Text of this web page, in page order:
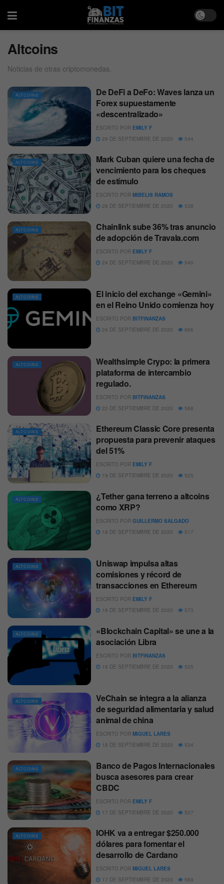
Altcoins
Noticias de otras criptomonedas.
ALTCOINS
De DeFi a DeFo: Waves lanza un
Forex supuestamente
«descentralizado»
ESCRITO POR EMILY F
29 DE SEPTIEMBRE DE 2020
544
ALTCOINS
Mark Cuban quiere una fecha de
vencimiento para los cheques
de estímulo
ESCRITO POR MIBELIS RAMOS
28 DE SEPTIEMBRE DE 2020
538
ALTCOINS
Chainlink sube 36% tras anuncio
de adopción de Travala.com
ESCRITO POR EMILY F
24 DE SEPTIEMBRE DE 2020
540
ALTCOINS
El inicio del exchange «Gemini»
en el Reino Unido comienza hoy
ESCRITO POR BITFINANZAS
24 DE SEPTIEMBRE DE 2020
666
ALTCOINS
Wealthsimple Crypo: la primera
plataforma de intercambio
regulado.
ESCRITO POR BITFINANZAS
22 DE SEPTIEMBRE DE 2020
568
ALTCOINS
Ethereum Classic Core presenta
propuesta para prevenir ataques
del 51%
ESCRITO POR EMILY F
19 DE SEPTIEMBRE DE 2020
525
ALTCOINS
¿Tether gana terreno a altcoins
como XRP?
ESCRITO POR GUILLERMO SALGADO
18 DE SEPTIEMBRE DE 2020
517
ALTCOINS
Uniswap impulsa altas
comisiones y récord de
transacciones en Ethereum
ESCRITO POR EMILY F
18 DE SEPTIEMBRE DE 2020
573
ALTCOINS
«Blockchain Capital» se une a la
asociación Libra
ESCRITO POR BITFINANZAS
18 DE SEPTIEMBRE DE 2020
525
ALTCOINS
VeChain se integra a la alianza
de seguridad alimentaria y salud
animal de china
ESCRITO POR MIGUEL LARES
18 DE SEPTIEMBRE DE 2020
534
ALTCOINS
Banco de Pagos Internacionales
busca asesores para crear
CBDC
ESCRITO POR EMILY F
17 DE SEPTIEMBRE DE 2020
527
ALTCOINS
IOHK va a entregar $250.000
dólares para fomentar el
desarrollo de Cardano
ESCRITO POR MIGUEL LARES
17 DE SEPTIEMBRE DE 2020
569